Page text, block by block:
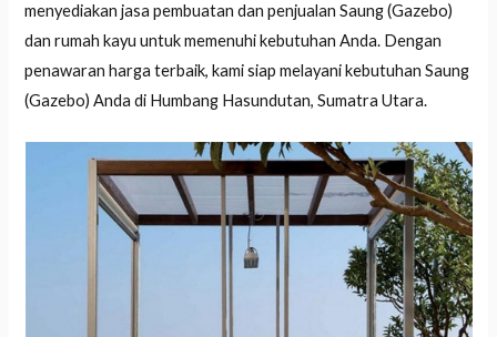
menyediakan jasa pembuatan dan penjualan Saung (Gazebo)
dan rumah kayu untuk memenuhi kebutuhan Anda. Dengan
penawaran harga terbaik, kami siap melayani kebutuhan Saung
(Gazebo) Anda di Humbang Hasundutan, Sumatra Utara.